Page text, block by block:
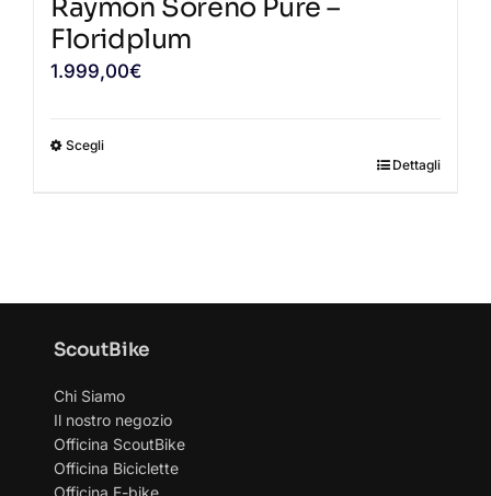
del
prodotto
Raymon Soreno Pure –
Floridplum
1.999,00€
Scegli
opzioni
essere
scelte
nella
Dettagli
ScoutBike
Chi Siamo
Il nostro negozio
Officina ScoutBike
Officina Biciclette
Officina E-bike